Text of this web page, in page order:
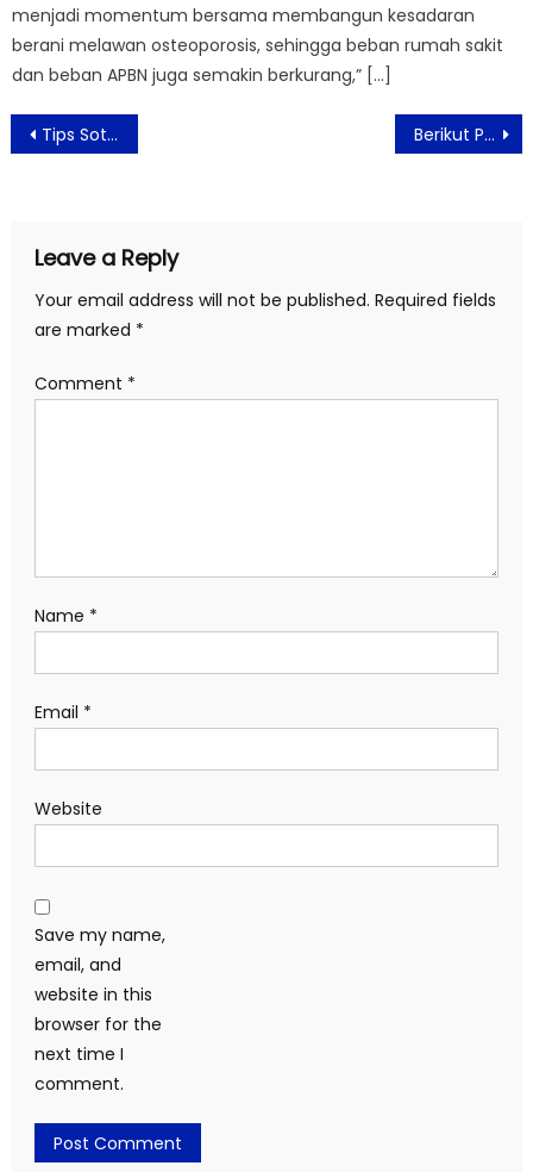
menjadi momentum bersama membangun kesadaran
berani melawan osteoporosis, sehingga beban rumah sakit
dan beban APBN juga semakin berkurang,” […]
Post
navigation
Tips Soto Angkring Mas Boed dalam Menjaga Eksistensinya Berikut Penyebab Selalu Merasa Lelah Saat Bangun Tidur
Leave a Reply
Your email address will not be published. Required fields
are marked *
Comment *
Name *
Email *
Website
Save my name,
email, and
website in this
browser for the
next time I
comment.